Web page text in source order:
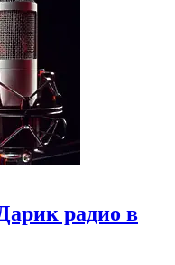
радио в